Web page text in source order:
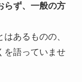
らず、一般の方
あるものの、
を語っていませ